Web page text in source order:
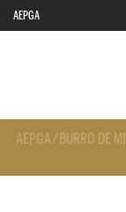
AEPGA
AEPGA/ BURRO DE